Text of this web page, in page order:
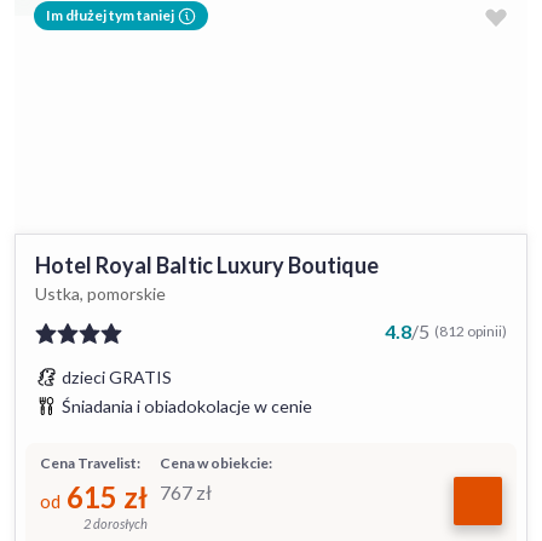
Im dłużej tym taniej
Hotel Royal Baltic Luxury Boutique
Ustka, pomorskie
4.8/5 (812 opinii)
dzieci GRATIS
Śniadania i obiadokolacje w cenie
Cena w obiekcie:
767 zł
Cena Travelist:
od 615 zł
2 dorosłych